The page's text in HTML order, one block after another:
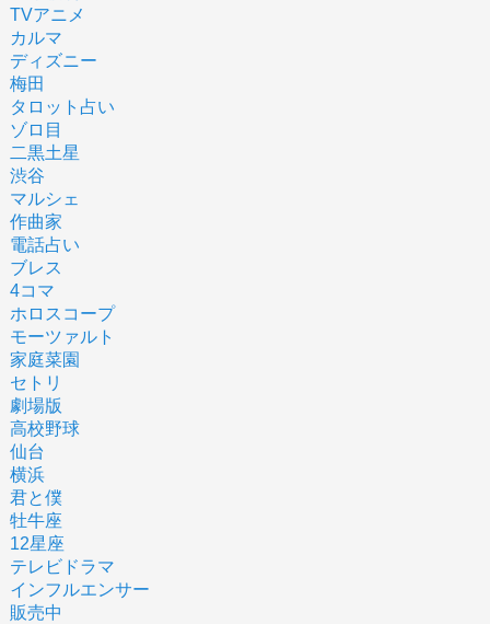
TVアニメ
カルマ
ディズニー
梅田
タロット占い
ゾロ目
二黒土星
渋谷
マルシェ
作曲家
電話占い
ブレス
4コマ
ホロスコープ
モーツァルト
家庭菜園
セトリ
劇場版
高校野球
仙台
横浜
君と僕
牡牛座
12星座
テレビドラマ
インフルエンサー
販売中